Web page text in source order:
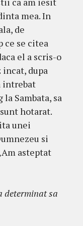
mea. In
de
ce se citea
el a scris-o
incat, dupa
intrebat
Sambata, sa
hotarat.
unei
si
asteptat
determinat sa